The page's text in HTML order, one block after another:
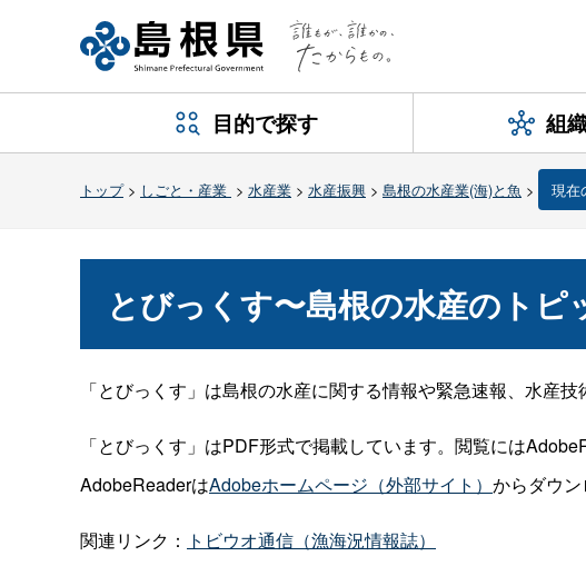
目的で探す 組
トップ> しごと・産業 > 水産業 > 水産振興 > 島根の水産業(海)と魚 > 現在
とびっくす〜島根の水産のトピ
「とびっくす」は島根の水産に関する情報や緊急速報、水産
「とびっくす」はPDF形式で掲載しています。閲覧には
AdobeReaderはAdobeホームページ（外部サイト） からダウン
関連リンク： トビウオ通信（漁海況情報誌）